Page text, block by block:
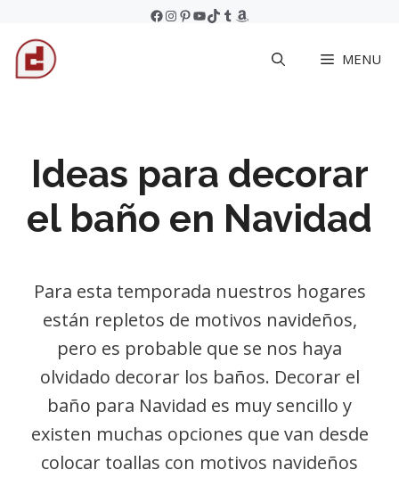
content
Facebook
Instagram
Pinterest
YouTube
TikTok
Tumblr
Amazon
MENU
Ideas para decorar
el baño en Navidad
Para esta temporada nuestros hogares
están repletos de motivos navideños,
pero es probable que se nos haya
olvidado decorar los baños. Decorar el
baño para Navidad es muy sencillo y
existen muchas opciones que van desde
colocar toallas con motivos navideños